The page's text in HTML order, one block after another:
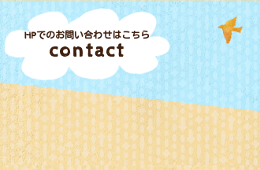
HPでのお問い合わせはこちら
contact